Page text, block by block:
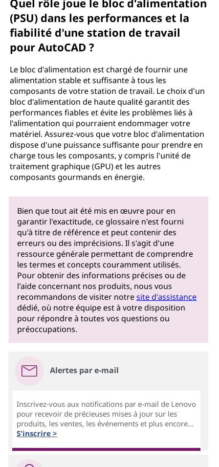
Quel rôle joue le bloc d'alimentation
(PSU) dans les performances et la
fiabilité d'une station de travail
pour AutoCAD ?
Le bloc d'alimentation est chargé de fournir une
alimentation stable et suffisante à tous les
composants de votre station de travail. Le choix d'un
bloc d'alimentation de haute qualité garantit des
performances fiables et évite les problèmes liés à
l'alimentation qui pourraient endommager votre
matériel. Assurez-vous que votre bloc d'alimentation
dispose d'une puissance suffisante pour prendre en
charge tous les composants, y compris l'unité de
traitement graphique (GPU) et les autres
composants gourmands en énergie.
Bien que tout ait été mis en œuvre pour en
garantir l'exactitude, ce glossaire n'est fourni
qu'à titre de référence et peut contenir des
erreurs ou des imprécisions. Il s'agit d'une
ressource générale permettant de comprendre
les termes et concepts couramment utilisés.
Pour obtenir des informations précises ou de
l'aide concernant nos produits, nous vous
recommandons de visiter notresite d'assistance
dédié, où notre équipe est à votre disposition
pour répondre à toutes vos questions ou
préoccupations.
Alertes par e-mail
Inscrivez-vous aux notifications par e-mail de Lenovo
pour recevoir de précieuses mises à jour sur les
produits, les ventes, les événements et plus encore...
S'inscrire >